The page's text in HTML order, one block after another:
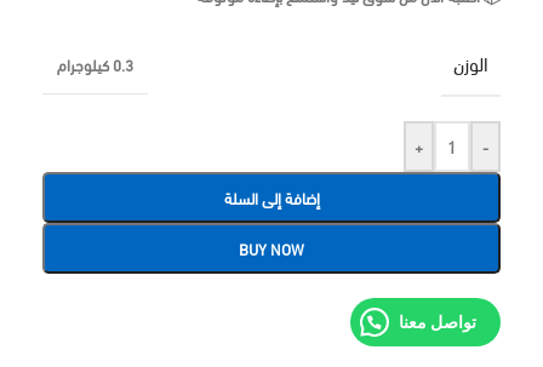
الوزن 0.3 كيلوجرام
-
+
إضافة إلى السلة
BUY NOW
تواصل معنا